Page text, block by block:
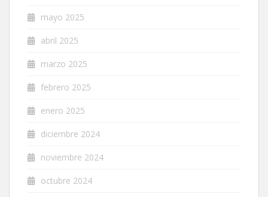
mayo 2025
abril 2025
marzo 2025
febrero 2025
enero 2025
diciembre 2024
noviembre 2024
octubre 2024